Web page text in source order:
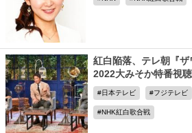
紅白陥落、テレ朝『
2022大みそか特番視
日本テレビ フジテレビ
NHK紅白歌合戦